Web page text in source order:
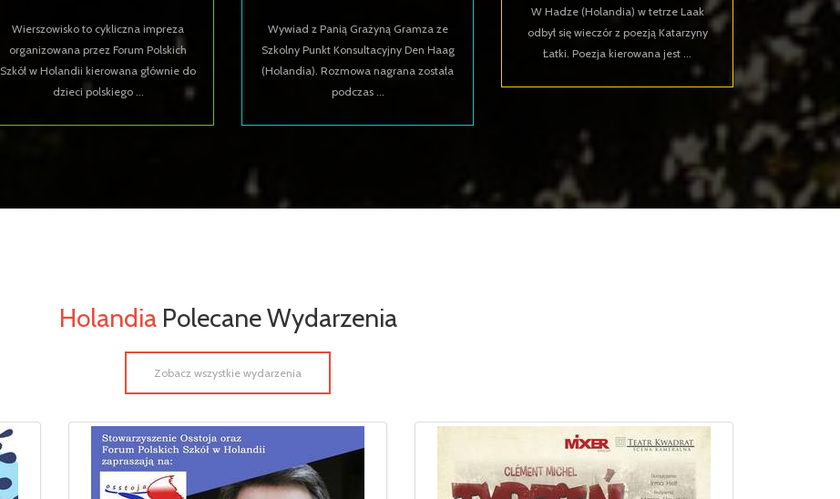
Wierszowisko to cykliczna impreza
organizowana przez Forum Polskich
Szkół w Holandii kierowana głównie do
dzieci polskiego ...
Wywiad z Panią Grażyną Gramza ze
Szkolny Punkt Konsultacyjny Den Haag
(Holandia). Rozmowa nagrana została
podczas ...
W Hadze (Holandia) w tetrze Laak
odbył się wieczór z poezją Katarzyny
Łatki. Poezja kierowana jest ...
HolandiaPolecane Wydarzenia
Zobacz wszystkie wydarzenia